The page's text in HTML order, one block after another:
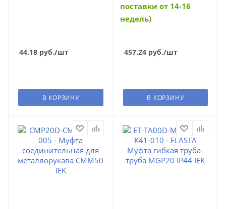
44.18 руб./шт
В КОРЗИНУ
поставки от 14-16
недель)
457.24руб./шт
В КОРЗИНУ